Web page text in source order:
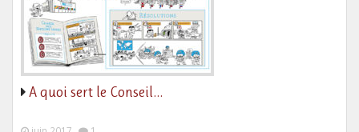
A quoi sert le Conseil…